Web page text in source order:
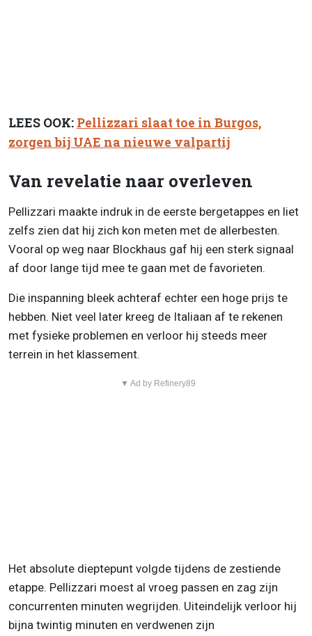
LEES OOK: Pellizzari slaat toe in Burgos,
zorgen bij UAE na nieuwe valpartij
Van revelatie naar overleven
Pellizzari maakte indruk in de eerste bergetappes en liet
zelfs zien dat hij zich kon meten met de allerbesten.
Vooral op weg naar Blockhaus gaf hij een sterk signaal
af door lange tijd mee te gaan met de favorieten.
Die inspanning bleek achteraf echter een hoge prijs te
hebben. Niet veel later kreeg de Italiaan af te rekenen
met fysieke problemen en verloor hij steeds meer
terrein in het klassement.
▼ Ad by Refinery89
Het absolute dieptepunt volgde tijdens de zestiende
etappe. Pellizzari moest al vroeg passen en zag zijn
concurrenten minuten wegrijden. Uiteindelijk verloor hij
bijna twintig minuten en verdwenen zijn